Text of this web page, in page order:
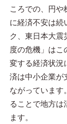
ころでの、円や
に経済不安は続
ク、東日本大震
度の危機」はこ
変する経済状況
済は中小企業が
ながっています
ることで地方は
ます。